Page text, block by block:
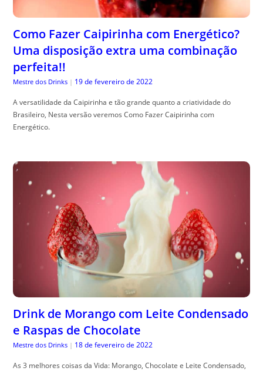
Como Fazer Caipirinha com Energético?
Uma disposição extra uma combinação
perfeita!!
Mestre dos Drinks | 19 de fevereiro de 2022
A versatilidade da Caipirinha e tão grande quanto a criatividade do
Brasileiro, Nesta versão veremos Como Fazer Caipirinha com
Energético.
Drink de Morango com Leite Condensado
e Raspas de Chocolate
Mestre dos Drinks | 18 de fevereiro de 2022
As 3 melhores coisas da Vida: Morango, Chocolate e Leite Condensado,